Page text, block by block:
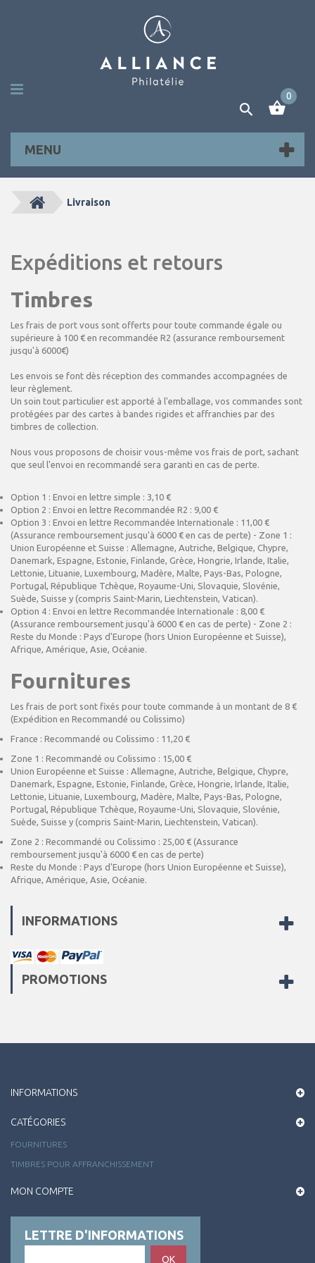
0
MENU
Livraison
Expéditions et retours
Timbres
Les frais de port vous sont offerts pour toute commande égale ou
supérieure à 100 € en recommandée R2 (assurance remboursement
jusqu'à 6000€)
Les envois se font dès réception des commandes accompagnées de
leur règlement.
Un soin tout particulier est apporté à l'emballage, vos commandes sont
protégées par des cartes à bandes rigides et affranchies par des
timbres de collection.
Nous vous proposons de choisir vous-même vos frais de port, sachant
que seul l'envoi en recommandé sera garanti en cas de perte.
Option 1 : Envoi en lettre simple : 3,10 €
Option 2 : Envoi en lettre Recommandée R2 : 9,00 €
Option 3 : Envoi en lettre Recommandée Internationale : 11,00 €
(Assurance remboursement jusqu'à 6000 € en cas de perte) - Zone 1 :
Union Européenne et Suisse : Allemagne, Autriche, Belgique, Chypre,
Danemark, Espagne, Estonie, Finlande, Grèce, Hongrie, Irlande, Italie,
Lettonie, Lituanie, Luxembourg, Madère, Malte, Pays-Bas, Pologne,
Portugal, République Tchèque, Royaume-Uni, Slovaquie, Slovénie,
Suède, Suisse y (compris Saint-Marin, Liechtenstein, Vatican).
Option 4 : Envoi en lettre Recommandée Internationale : 8,00 €
(Assurance remboursement jusqu'à 6000 € en cas de perte) - Zone 2 :
Reste du Monde : Pays d'Europe (hors Union Européenne et Suisse),
Afrique, Amérique, Asie, Océanie.
Fournitures
Les frais de port sont fixés pour toute commande à un montant de 8 €
(Expédition en Recommandé ou Colissimo)
France : Recommandé ou Colissimo : 11,20 €
Zone 1 : Recommandé ou Colissimo : 15,00 €
Union Européenne et Suisse : Allemagne, Autriche, Belgique, Chypre,
Danemark, Espagne, Estonie, Finlande, Grèce, Hongrie, Irlande, Italie,
Lettonie, Lituanie, Luxembourg, Madère, Malte, Pays-Bas, Pologne,
Portugal, République Tchèque, Royaume-Uni, Slovaquie, Slovénie,
Suède, Suisse y (compris Saint-Marin, Liechtenstein, Vatican).
Zone 2 : Recommandé ou Colissimo : 25,00 € (Assurance
remboursement jusqu'à 6000 € en cas de perte)
Reste du Monde : Pays d'Europe (hors Union Européenne et Suisse),
Afrique, Amérique, Asie, Océanie.
INFORMATIONS
PROMOTIONS
INFORMATIONS
CATÉGORIES
FOURNITURES
TIMBRES POUR AFFRANCHISSEMENT
MON COMPTE
LETTRE D'INFORMATIONS
OK